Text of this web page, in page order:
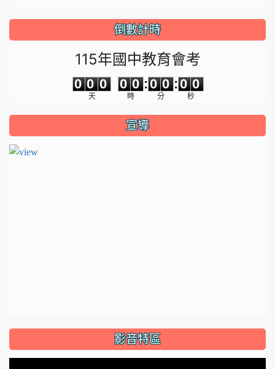
倒數計時
115年國中教育會考
0
0
0
0
0
0
天
0
0
0
0
時
:
0
0
0
0
分
:
0
0
0
0
秒
宣導
影音特區